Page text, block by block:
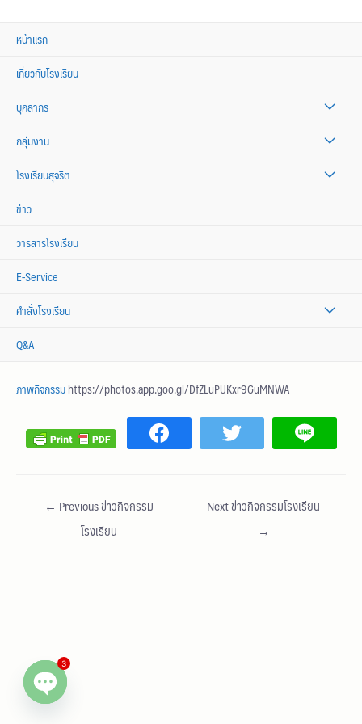
หน้าแรก
เกี่ยวกับโรงเรียน
บุคลากร
กลุ่มงาน
โรงเรียนสุจริต
ข่าว
วารสารโรงเรียน
E-Service
คำสั่งโรงเรียน
Q&A
ภาพกิจกรรมhttps://photos.app.goo.gl/DfZLuPUKxr9GuMNWA
← Previous ข่าวกิจกรรม
โรงเรียน
Next ข่าวกิจกรรมโรงเรียน
→
3